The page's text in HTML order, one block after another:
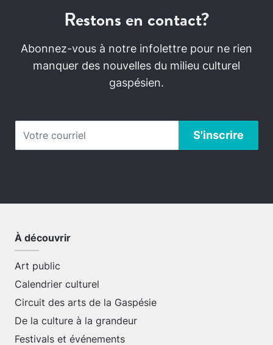
Restons en contact?
Abonnez-vous à notre infolettre pour ne rien
manquer des nouvelles du milieu culturel
gaspésien.
À découvrir
Art public
Calendrier culturel
Circuit des arts de la Gaspésie
De la culture à la grandeur
Festivals et événements